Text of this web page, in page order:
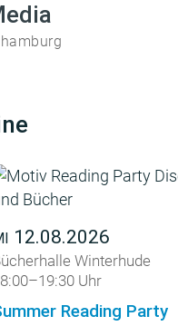
12.08.2026
Winterhude
Uhr
Reading Party